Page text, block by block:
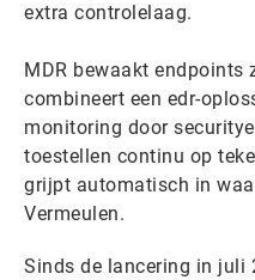
extra controlelaag.
MDR bewaakt endpoints
combineert een edr-
monitoring door
toestellen continu op
grijpt automatisch in
Vermeulen.
Sinds de lancering in juli